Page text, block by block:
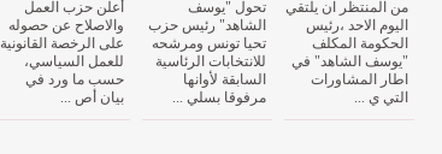
أعلن حزب العمل
والاصلاح عن حصوله
على الرخصة القانونية
للعمل السياسي،
حسب ما ورد في
بيان أص ...
تحول "يوسف
الشاهد" رئيس حزب
تحيا تونس ومرشحه
للانتخابات الرئاسية
السابقة لأوانها
مرفوقا بسلي ...
من المنتظر ان يلتقي
اليوم الاحد ،رئيس
الحكومة المكلف
"يوسف الشاهد" في
اطار المشاورات
التي ي ...